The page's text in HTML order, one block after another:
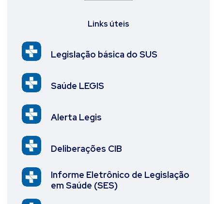
Links úteis
Legislação básica do SUS
Saúde LEGIS
Alerta Legis
Deliberações CIB
Informe Eletrônico de Legislação
em Saúde (SES)